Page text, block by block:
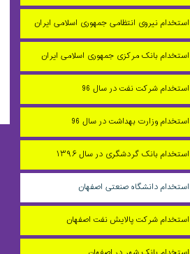
استخدام نیروی انتظامی جمهوری اسلامی ایران
استخدام بانک مرکزی جمهوری اسلامی ایران
استخدام شرکت نفت در سال 96
استخدام وزارت بهداشت در سال 96
استخدام بانک گردشگری در سال ۱۳۹۶
استخدام دانشگاه صنعتی اصفهان
استخدام شرکت پالایش نفت اصفهان